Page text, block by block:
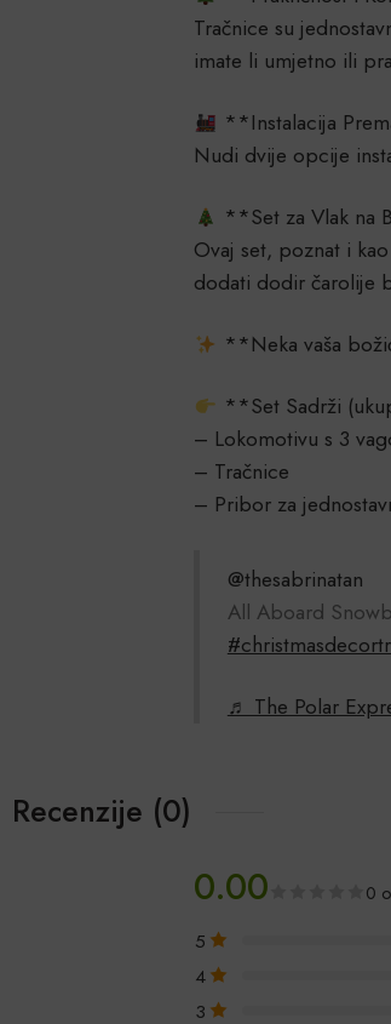
Tračnice su
imate li umjetno ili
**Instalacija
Nudi dvije opcije
**Set za Vlak na
Ovaj set, poznat i
dodati dodir čarolije
**Neka vaša
**Set Sadrži
– Lokomotivu s 3
– Tračnice
– Pribor za
@thesabrinatan
All Aboard
♬ The Polar
Recenzije (0)
0.00 0
5
4
3